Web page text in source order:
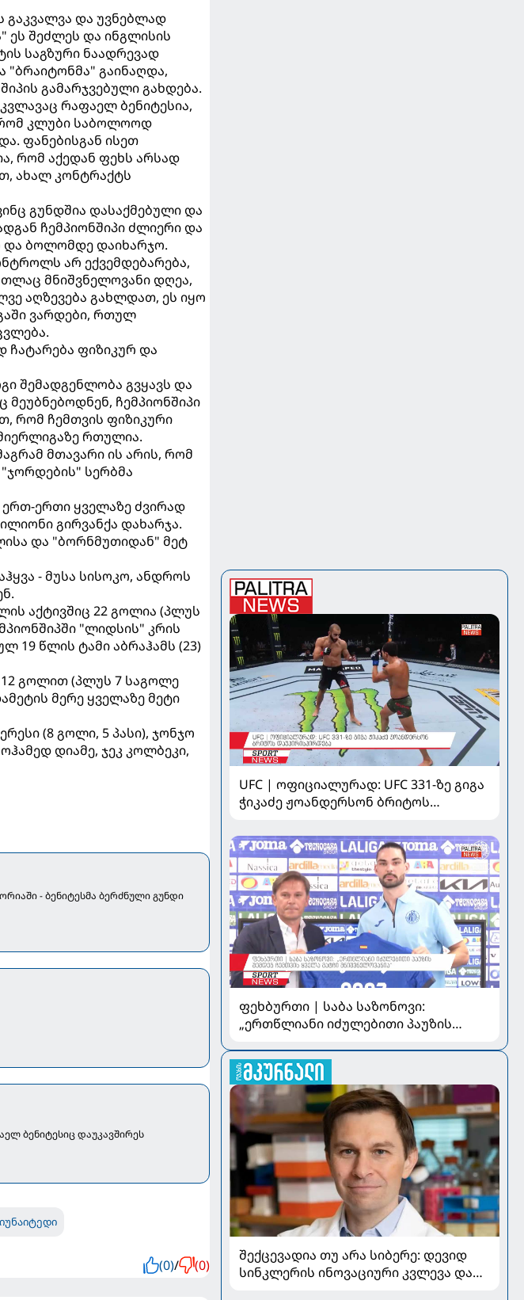
გაკვალვა და უვნებლად
ეს შეძლეს და ინგლისის
საგზური ნაადრევად
"ბრაიტონმა" გაინაღდა,
გამარჯვებული გახდება.
რაფაელ ბენიტესია,
რომ კლუბი საბოლოოდ
ფანებისგან ისეთ
რომ აქედან ფეხს არსად
ახალ კონტრაქტს
გუნდშია დასაქმებული და
ჩემპიონშიპი ძლიერი და
და ბოლომდე დაიხარჯო.
არ ექვემდებარება,
მნიშვნელოვანი დღეა,
აღზევება გახლდათ, ეს იყო
ვარდები, რთულ
ჩატარება ფიზიკურ და
შემადგენლობა გვყავს და
ჩემპიონშიპი
რომ ჩემთვის ფიზიკური
რთულია.
მთავარი ის არის, რომ
სერბმა
ერთ-ერთი ყველაზე ძვირად
გირვანქა დახარჯა.
და "ბორნმუთიდან" მეტ
- მუსა სისოკო, ანდროს
აქტივშიც 22 გოლია (პლუს
"ლიდსის" კრის
19 წლის ტამი აბრაჰამს (23)
12 გოლით (პლუს 7 საგოლე
მერე ყველაზე მეტი
(8 გოლი, 5 პასი), ჯონჯო
დიამე, ჯეკ კოლბეკი,
- ბენიტესმა ბერძნული გუნდი
ბენიტესიც დაუკავშირეს
(0)/ (0)
UFC | ოფიციალურად: UFC 331-ზე გიგა
ჭიკაძე ჟოანდერსონ ბრიტოს
ფეხბურთი | საბა საზონოვი:
„ერთწლიანი იძულებითი პაუზის
მნიშვნელოვანია“
შექცევადია თუ არა სიბერე: დევიდ
სინკლერის ინოვაციური კვლევა და